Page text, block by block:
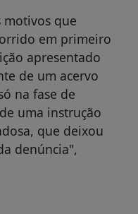
motivos que
em primeiro
apresentado
de um acervo
na fase de
uma instrução
que deixou
denúncia",